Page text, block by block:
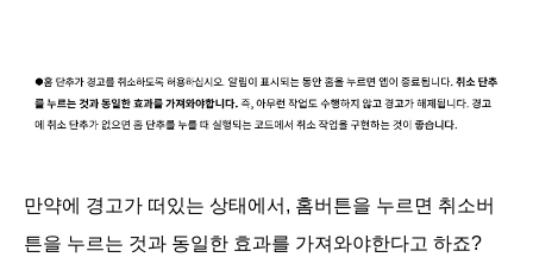
만약에 경고가 떠있는 상태에서, 홈버튼을 누르면 취소버
튼을 누르는 것과 동일한 효과를 가져와야한다고 하죠?